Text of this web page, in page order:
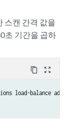
스캔 간격 값을
초 기간을 곱하
content_copy zoom_out_map
load-balance